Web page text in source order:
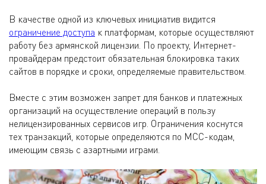
В качестве одной из ключевых инициатив видится
ограничение доступа к платформам, которые осуществляют
работу без армянской лицензии. По проекту, Интернет-
провайдерам предстоит обязательная блокировка таких
сайтов в порядке и сроки, определяемые правительством.
Вместе с этим возможен запрет для банков и платежных
организаций на осуществление операций в пользу
нелицензированных сервисов игр. Ограничения коснутся
тех транзакций, которые определяются по MCC-кодам,
имеющим связь с азартными играми.